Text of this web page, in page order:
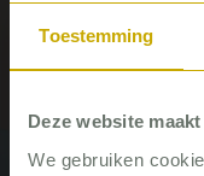
Toestemming
Deze website
We gebruiken